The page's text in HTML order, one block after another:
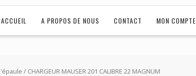
ACCUEIL A PROPOS DE NOUS CONTACT MON COMPTE
/ CHARGEUR MAUSER 201 CALIBRE 22 MAGNUM